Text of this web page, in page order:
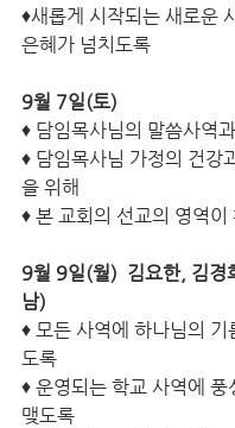
♦새롭게 시작되는 새로운
은혜가 넘치도록
9월 7일(토)
♦ 담임목사님의 말씀사역
♦ 담임목사님 가정의 건강
을 위해
♦ 본 교회의 선교의 영역이
9월 9일(월) ­ 김요한, 김경
남)
♦ 모든 사역에 하나님의 기
도록
♦ 운영되는 학교 사역에 풍
맺도록